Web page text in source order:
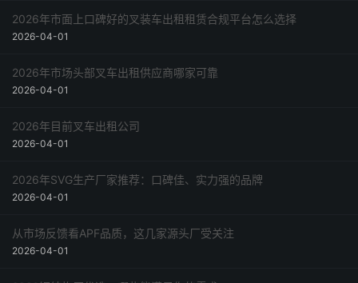
2026年市面上口碑好的叉装车出租租赁合规平台怎么选择
2026-04-01
2026年市场头部叉车出租供应商哪家可靠
2026-04-01
2026年目前叉车出租公司
2026-04-01
2026年SVG生产厂家推荐：口碑佳、实力强的品牌
2026-04-01
从市场反馈看APF品质，这几家源头厂受关注
2026-04-01